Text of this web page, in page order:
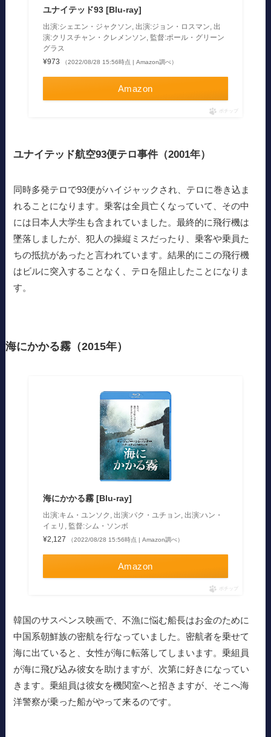
ユナイテッド93 [Blu-ray]
出演:シェエン・ジャクソン, 出演:ジョン・ロスマン, 出
演:クリスチャン・クレメンソン, 監督:ポール・グリーン
グラス
¥973
（2022/08/28 15:56時点 | Amazon調べ）
Amazon
ポチップ
ユナイテッド航空93便テロ事件（2001年）
同時多発テロで93便がハイジャックされ、テロに巻き込ま
れることになります。乗客は全員亡くなっていて、その中
には日本人大学生も含まれていました。最終的に飛行機は
墜落しましたが、犯人の操縦ミスだったり、乗客や乗員た
ちの抵抗があったと言われています。結果的にこの飛行機
はビルに突入することなく、テロを阻止したことになりま
す。
海にかかる霧（2015年）
海にかかる霧 [Blu-ray]
出演:キム・ユンソク, 出演:パク・ユチョン, 出演:ハン・
イェリ, 監督:シム・ソンボ
¥2,127
（2022/08/28 15:56時点 | Amazon調べ）
Amazon
ポチップ
韓国のサスペンス映画で、不漁に悩む船長はお金のために
中国系朝鮮族の密航を行なっていました。密航者を乗せて
海に出ていると、女性が海に転落してしまいます。乗組員
が海に飛び込み彼女を助けますが、次第に好きになってい
きます。乗組員は彼女を機関室へと招きますが、そこへ海
洋警察が乗った船がやって来るのです。